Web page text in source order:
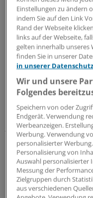
Langzeitrauchern
Gewöhnungseffekte
um über Nikotin- und
Effekte auszulösen
In den Metabolismus
Cytochrom P450 2A6
pharmakologisch
Menschen mit
langsam abbauen,
zu werden und an
Professor Rachel F.
in Kanada berichtete.
Durchschnitt weniger
und es falle ihnen
Forscherin.
Einstellungen zu ändern
indem Sie auf den Link
Rand der Webseite
links auf der Webseite,
gelten innerhalb unseres
finden Sie in unserer
in unserer
Wir und unsere
Folgendes
Speichern von oder
Endgerät. Verwendung
Werbeanzeigen.
Werbung. Verwendung
personalisierter
Personalisierung von
Auswahl personalisierter
Messung der
Zielgruppen durch
aus verschiedenen